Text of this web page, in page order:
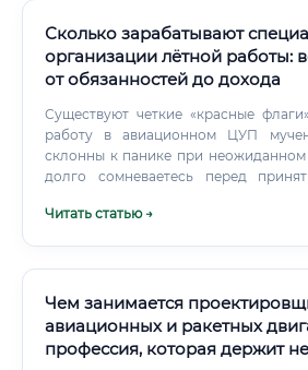
Сколько зарабатывают
организации лётной работы:
от обязанностей до дохода
Существуют четкие «красные
работу в авиационном ЦУП
склонны к панике при неожиданном
долго сомневаетесь перед
данная профессия быстро приведет к
Читать статью →
Чем занимается
авиационных и ракетных
профессия, которая держит